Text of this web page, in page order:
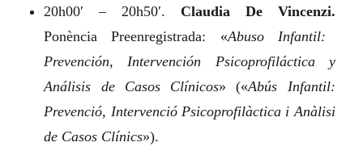
20h00′ – 20h50′. Claudia De Vincenzi.
Ponència Preenregistrada: «Abuso Infantil:
Prevención, Intervención Psicoprofiláctica y
Análisis de Casos Clínicos» («Abús Infantil:
Prevenció, Intervenció Psicoprofilàctica i Anàlisi
de Casos Clínics»).